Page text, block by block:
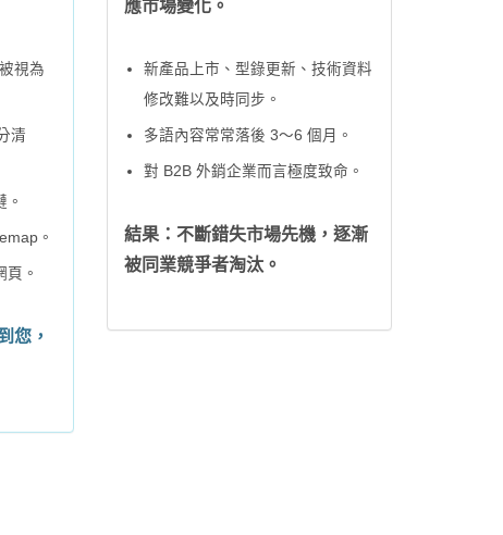
視為
清
。
。
頁。
您，
應市場變化。
新產品上市、型錄更新、技術資料
修改難以及時同步。
多語內容常常落後 3～6 個月。
對 B2B 外銷企業而言極度致命。
結果：不斷錯失市場先機，逐漸
被同業競爭者淘汰。